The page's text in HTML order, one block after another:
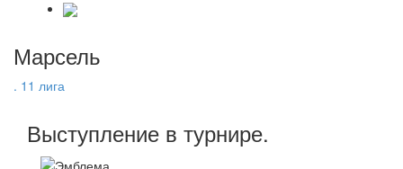
Марсель
. 11 лига
Выступление в турнире.